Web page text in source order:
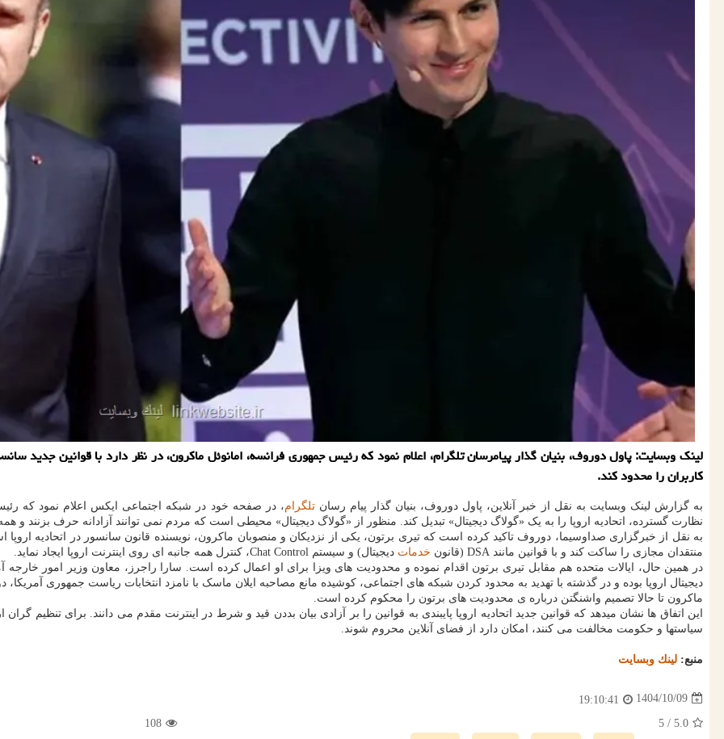
لینک وبسایت: پاول دوروف، بنیان گذار پیامرسان تلگرام، اعلام نمود که رئیس جمهوری فرانسه، امانوئل ماکرون، در نظر دارد با قوانین جدید
کاربران را محدود کند.
به گزارش لینک وبسایت به نقل از خبر آنلاین، پاول دوروف، بنیان گذار پیام رسانتلگرام، در صفحه خود در شبکه اجتماعی ایکس اعلام نمود که
نظارت گسترده، اتحادیه اروپا را به یک «گولاگ دیجیتال» تبدیل کند. منظور از «گولاگ دیجیتال» محیطی است که مردم نمی توانند آزادانه حرف بزنند و
به نقل از خبرگزاری صداوسیما، دوروف تاکید کرده است که تیری برتون، یکی از نزدیکان و منصوبان ماکرون، نویسنده قانون سانسور در اتحادیه
منتقدان مجازی را ساکت کند و با قوانین مانند DSA (قانون
خدمات دیجیتال) و سیستم Chat Control، کنترل همه جانبه ای روی اینترنت اروپا ایجاد نماید.
دیجیتال اروپا بوده و در گذشته با تهدید به محدود کردن شبکه های اجتماعی، کوشیده مانع مصاحبه ایلان ماسک با نامزد انتخابات ریاست جمهوری آمریکا،
ماکرون تا حالا تصمیم واشنگتن درباره ی محدودیت های برتون را محکوم کرده است.
این اتفاق ها نشان میدهد که قوانین جدید اتحادیه اروپا پایبندی به قوانین را بر آزادی بیان بددن قید و شرط در اینترنت مقدم می دانند. برای تنظیم
سیاستها و حکومت مخالفت می کنند، امکان دارد از فضای آنلاین محروم شوند.
منبع: لینك وبسایت
1404/10/09
19:10:41
5.0
/ 5
108